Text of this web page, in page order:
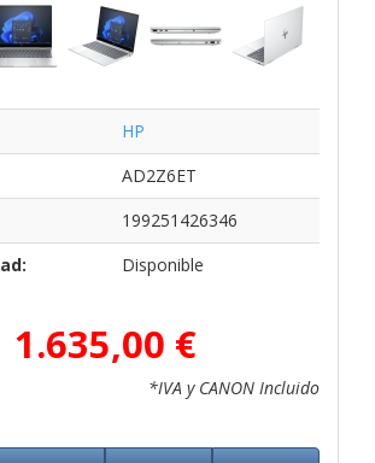
HP
AD2Z6ET
199251426346
Disponible
1.635,00 €
*IVA y CANON Incluido